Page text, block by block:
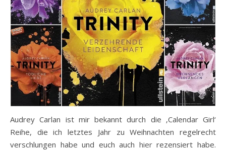
Audrey Carlan ist mir bekannt durch die ‚Calendar Girl‘
Reihe, die ich letztes Jahr zu Weihnachten regelrecht
verschlungen habe und euch auch hierrezensiert habe.